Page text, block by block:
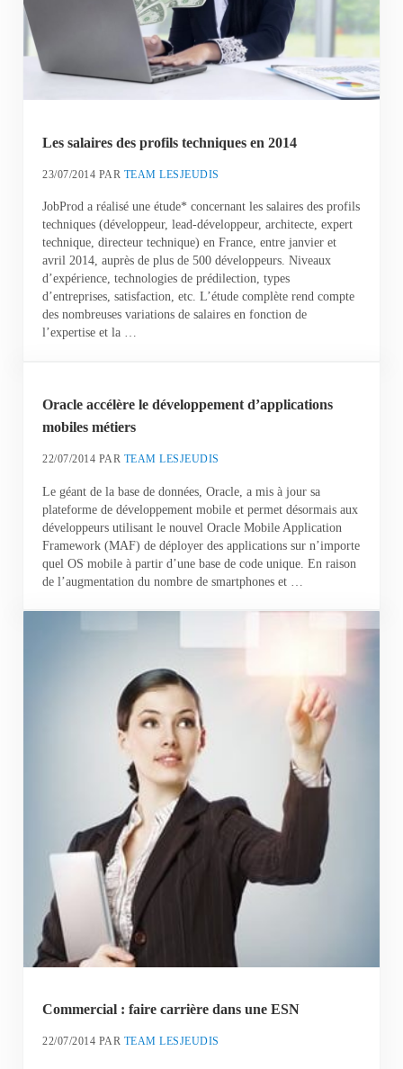
Les salaires des profils techniques en 2014
23/07/2014 PAR TEAM LESJEUDIS
JobProd a réalisé une étude* concernant les salaires des profils
techniques (développeur, lead-développeur, architecte, expert
technique, directeur technique) en France, entre janvier et
avril 2014, auprès de plus de 500 développeurs. Niveaux
d’expérience, technologies de prédilection, types
d’entreprises, satisfaction, etc. L’étude complète rend compte
des nombreuses variations de salaires en fonction de
l’expertise et la …
Oracle accélère le développement d’applications
mobiles métiers
22/07/2014 PAR TEAM LESJEUDIS
Le géant de la base de données, Oracle, a mis à jour sa
plateforme de développement mobile et permet désormais aux
développeurs utilisant le nouvel Oracle Mobile Application
Framework (MAF) de déployer des applications sur n’importe
quel OS mobile à partir d’une base de code unique. En raison
de l’augmentation du nombre de smartphones et …
Commercial : faire carrière dans une ESN
22/07/2014 PAR TEAM LESJEUDIS